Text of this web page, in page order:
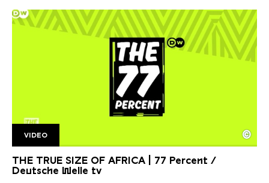
77 Percent.
Copyright: Deutsche Welle
©
VIDEO
THE TRUE SIZE OF AFRICA | 77 Percent /
Deutsche Welle tv